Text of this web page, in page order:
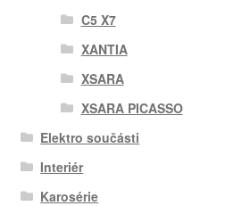
C5 X7
XANTIA
XSARA
XSARA PICASSO
Elektro součásti
Interiér
Karosérie